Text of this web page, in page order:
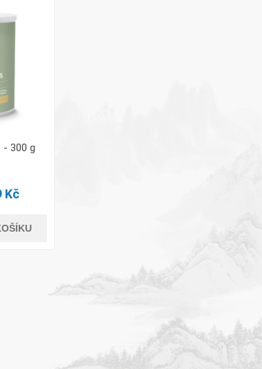
- 300 g
Kč